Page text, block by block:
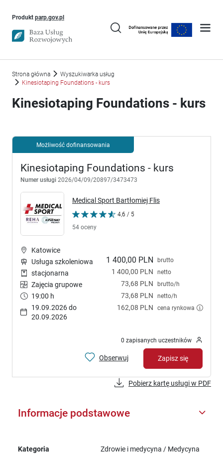
Produkt parp.gov.plUwaga, link otworzy się w nowym oknie
Strona główna
Wyszukiwarka usług
Kinesiotaping Foundations - kurs
Kinesiotaping Foundations - kurs
Możliwość dofinansowania
Kinesiotaping Foundations - kurs
Numer usługi 2026/04/09/20897/3473473
Medical Sport Bartłomiej Flis
4,6 / 5
54 oceny
1 400,00 PLN brutto
1 400,00 PLN netto
73,68 PLN brutto/h
73,68 PLN netto/h
162,08 PLN cena rynkowa
Katowice
Usługa szkoleniowa
stacjonarna
Zajęcia grupowe
19:00 h
19.09.2026 do
20.09.2026
0 zapisanych uczestników
Obserwuj Zapisz się
Pobierz kartę usługi w PDF
Informacje podstawowe
Kategoria Zdrowie i medycyna / Medycyna